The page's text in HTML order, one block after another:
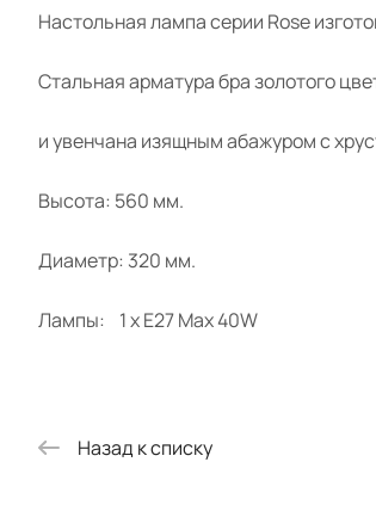
Настольная лампа серии Rose
Стальная арматура бра золотого
и увенчана изящным абажуром с
Высота: 560 мм.
Диаметр: 320 мм.
Лампы: 1 x E27 Max 40W
Назад к списку